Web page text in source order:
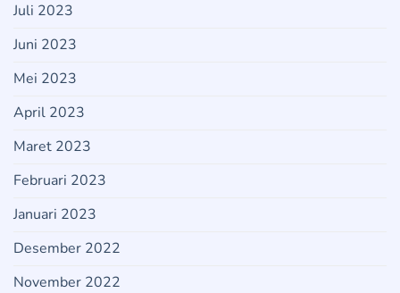
Juli 2023
Juni 2023
Mei 2023
April 2023
Maret 2023
Februari 2023
Januari 2023
Desember 2022
November 2022